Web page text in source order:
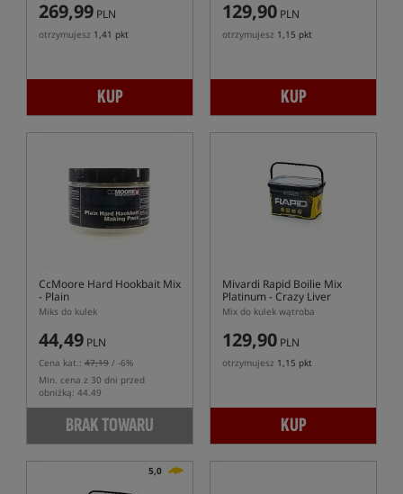
269,99 PLN
otrzymujesz 1,41 pkt
KUP
129,90 PLN
otrzymujesz 1,15 pkt
KUP
CcMoore Hard Hookbait Mix
- Plain
Miks do kulek
44,49 PLN
Cena kat.: 47,19 / -6%
Min. cena z 30 dni przed
obniżką: 44.49
BRAK TOWARU
Mivardi Rapid Boilie Mix
Platinum - Crazy Liver
Mix do kulek wątroba
129,90 PLN
otrzymujesz 1,15 pkt
KUP
5,0